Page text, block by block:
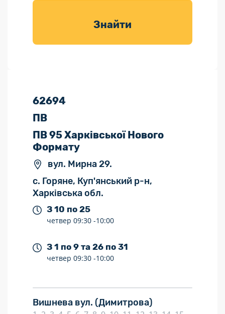
товарів для
Знайти
62694
ПВ
ПВ 95 Харківської Нового
Формату
вул. Мирна 29.
с. Горяне, Куп'янський р-н,
Харківська обл.
З 10 по 25
четвер 09:30 -10:00
З 1 по 9 та 26 по 31
четвер 09:30 -10:00
Вишнева вул. (Димитрова)